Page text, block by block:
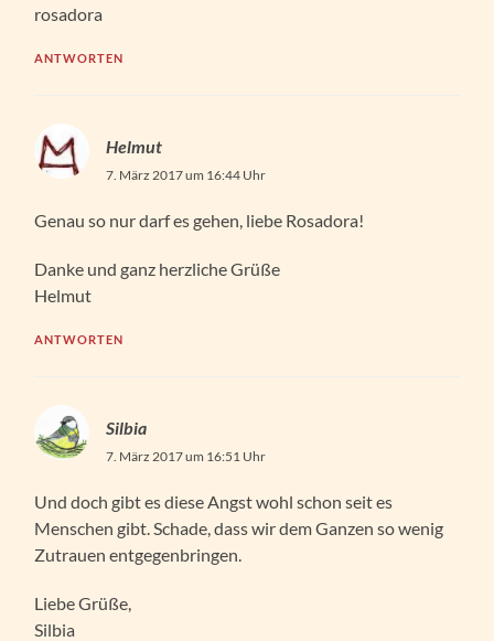
rosadora
ANTWORTEN
Helmut
7. März 2017 um 16:44 Uhr
Genau so nur darf es gehen, liebe Rosadora!
Danke und ganz herzliche Grüße
Helmut
ANTWORTEN
Silbia
7. März 2017 um 16:51 Uhr
Und doch gibt es diese Angst wohl schon seit es
Menschen gibt. Schade, dass wir dem Ganzen so wenig
Zutrauen entgegenbringen.
Liebe Grüße,
Silbia